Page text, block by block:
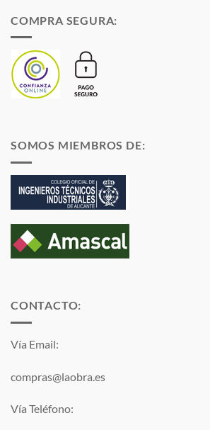
COMPRA SEGURA:
SOMOS MIEMBROS DE:
CONTACTO:
Vía Email:
compras@laobra.es
Vía Teléfono: